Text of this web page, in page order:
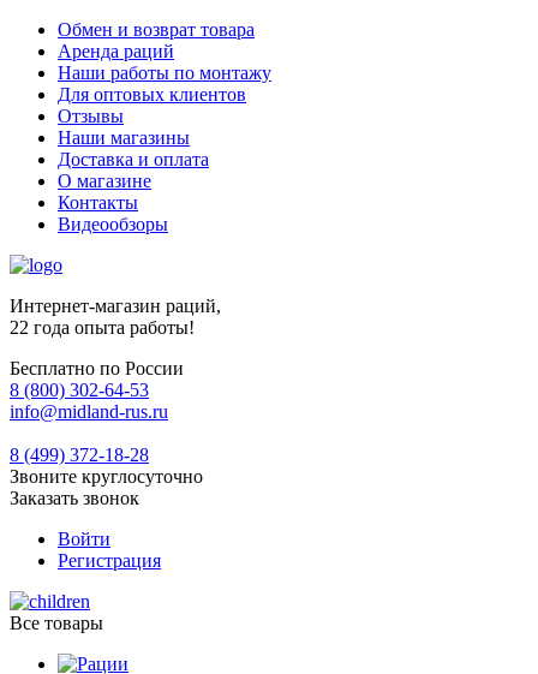
Обмен и возврат товара
Аренда раций
Наши работы по монтажу
Для оптовых клиентов
Отзывы
Наши магазины
Доставка и оплата
О магазине
Контакты
Видеообзоры
Интернет-магазин раций,
22 года опыта работы!
Бесплатно по России
8 (800) 302-64-53
info@midland-rus.ru
8 (499) 372-18-28
Звоните круглосуточно
Заказать звонок
Войти
Регистрация
Все товары